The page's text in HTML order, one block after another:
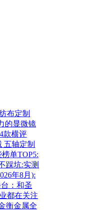
布定制
的显微镜
款横评
五轴定制
单TOP5:
踩坑:实测
年8月):
：和圣
都在关注
衡金属全